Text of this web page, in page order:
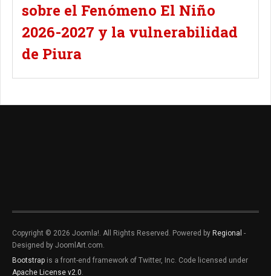
sobre el Fenómeno El Niño
2026-2027 y la vulnerabilidad
de Piura
Copyright © 2026 Joomla!. All Rights Reserved. Powered by Regional -
Designed by JoomlArt.com.
Bootstrap is a front-end framework of Twitter, Inc. Code licensed under
Apache License v2.0.